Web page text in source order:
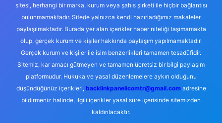
sitesi, herhangi bir marka, kurum veya şahıs şirketi ile hiçbir bağlantısı
bulunmamaktadır. Sitede yalnızca kendi hazırladığımız makaleler
paylaşılmaktadır. Burada yer alan içerikler haber niteliği taşımamakta
olup, gerçek kurum ve kişiler hakkında paylaşım yapılmamaktadır.
Gerçek kurum ve kişiler ile isim benzerlikleri tamamen tesadüfidir.
Sitemiz, kar amacı gütmeyen ve tamamen ücretsiz bir bilgi paylaşım
platformudur. Hukuka ve yasal düzenlemelere aykırı olduğunu
düşündüğünüz içerikleri, backlinkpanelicomtr@gmail.comadresine
bildirmeniz halinde, ilgili içerikler yasal süre içerisinde sitemizden
kaldırılacaktır.